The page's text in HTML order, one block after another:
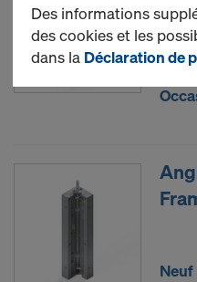
Neuf
Neuf
Des informations
des cookies et les
dans la Déclaration de